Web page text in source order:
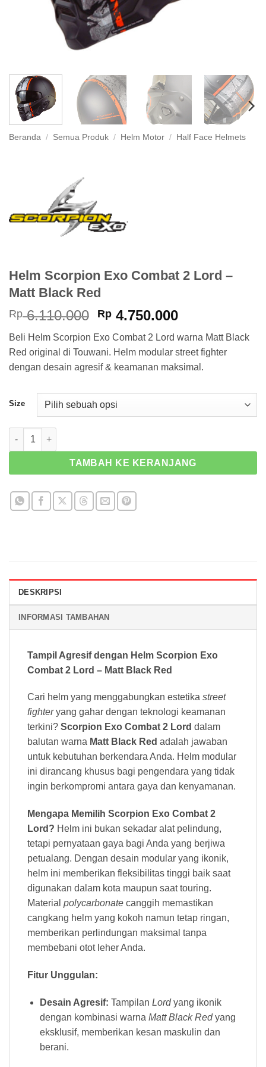
Beranda / Semua Produk / Helm Motor / Half Face Helmets
Helm Scorpion Exo Combat 2 Lord –
Matt Black Red
Rp6.110.000 Harga
adalah:
Rp 6.110.000.
Rp 4.750.000Harga
ini
adalah:
Rp
Beli Helm Scorpion Exo Combat 2 Lord warna Matt Black
Red original di Touwani. Helm modular street fighter
dengan desain agresif & keamanan maksimal.
Size
Kuantitas Helm Scorpion Exo Combat 2 Lord - Matt Black Red
TAMBAH KE KERANJANG
DESKRIPSI
INFORMASI TAMBAHAN
Tampil Agresif dengan Helm Scorpion Exo
Combat 2 Lord – Matt Black Red
Cari helm yang menggabungkan estetika street
fighteryang gahar dengan teknologi keamanan
terkini? Scorpion Exo Combat 2 Lord dalam
balutan warna Matt Black Red adalah jawaban
untuk kebutuhan berkendara Anda. Helm modular
ini dirancang khusus bagi pengendara yang tidak
ingin berkompromi antara gaya dan kenyamanan.
Mengapa Memilih Scorpion Exo Combat 2
Lord? Helm ini bukan sekadar alat pelindung,
tetapi pernyataan gaya bagi Anda yang berjiwa
petualang. Dengan desain modular yang ikonik,
helm ini memberikan fleksibilitas tinggi baik saat
digunakan dalam kota maupun saat touring.
Material polycarbonate canggih memastikan
cangkang helm yang kokoh namun tetap ringan,
memberikan perlindungan maksimal tanpa
membebani otot leher Anda.
Fitur Unggulan:
Desain Agresif: Tampilan Lordyang ikonik
dengan kombinasi warna Matt Black Redyang
eksklusif, memberikan kesan maskulin dan
berani.